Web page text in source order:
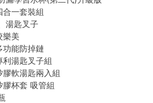
一套裝組
湯匙叉子
樂美
能防掉鏈
利湯匙叉子組
膠軟湯匙兩入組
膠杯套 吸管組